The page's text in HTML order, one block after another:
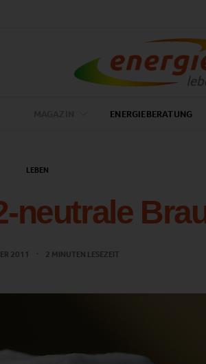
ENERGIEBERATUNG
LEBEN
neutrale
2011 2 MINUTEN LESEZEIT